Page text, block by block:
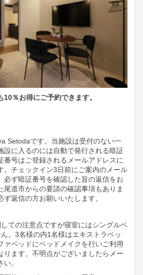
％お得にご予約できます。
Setodaです。当施設は受付のない一
設に入るのには自動で発行される暗証
番号はご登録されるメールアドレスに
。チェックイン3日前にご案内のメール
必ず暗証番号を確認した旨の返信をお
尾道市からの要請の確認事項もありま
返信の方お願いいたします。
ての注意点ですが寝室にはシングルベ
。3名様の内1名様はエキストラベッ
ァベッドにベッドメイクを行いご利用
ります。不明点がございましたらメー
。